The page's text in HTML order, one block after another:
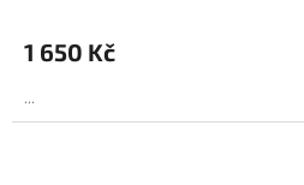
1 650 Kč
...